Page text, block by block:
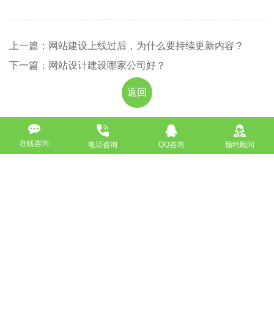
上一篇：网站建设上线过后，为什么要持续更新内容？
下一篇：网站设计建设哪家公司好？
返回
免费获取策划方案及报价
在线咨询 电话咨询 QQ咨询 预约顾问